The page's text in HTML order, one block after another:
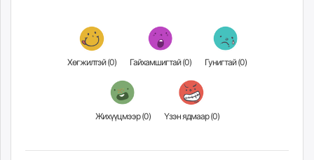
Хөгжилтэй (0) Гайхамшигтай (0) Гунигтай (0)
Жихүүцмээр (0) Үзэн ядмаар (0)